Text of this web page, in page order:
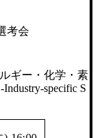
考会
ギー・化学・素
specific S